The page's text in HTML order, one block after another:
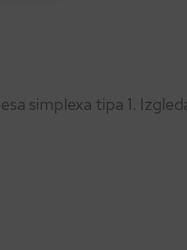
simplexa tipa 1.